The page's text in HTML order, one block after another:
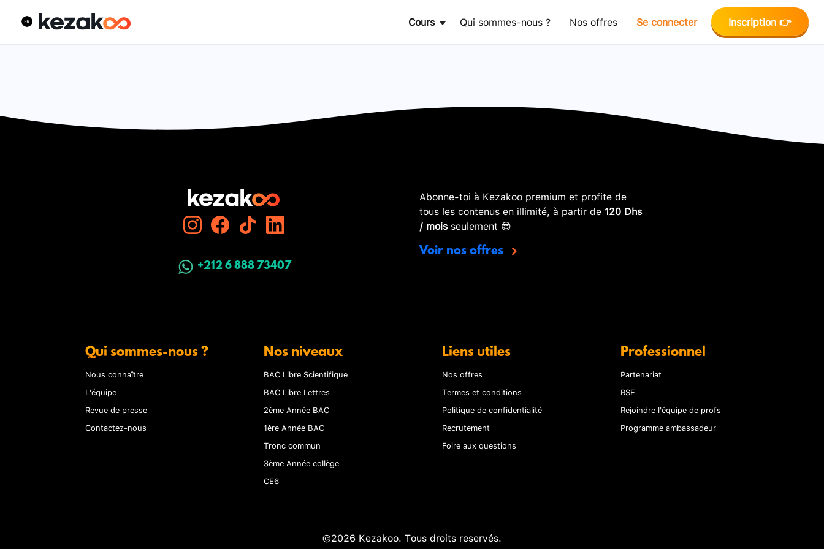
Cours Qui sommes-nous ? Nos offres Se connecter Inscription 👉
+212 6 888 73407
Abonne-toi à Kezakoo premium et profite de
tous les contenus en illimité, à partir de 120 Dhs
/ moisseulement 😎
Voir nos offres
Qui sommes-nous ?
Nous connaître
L'équipe
Revue de presse
Contactez-nous
Nos niveaux
BAC Libre Scientifique
BAC Libre Lettres
2ème Année BAC
1ère Année BAC
Tronc commun
3ème Année collège
CE6
Liens utiles
Nos offres
Termes et conditions
Politique de confidentialité
Recrutement
Foire aux questions
Professionnel
Partenariat
RSE
Rejoindre l'équipe de profs
Programme ambassadeur
©2026 Kezakoo. Tous droits reservés.